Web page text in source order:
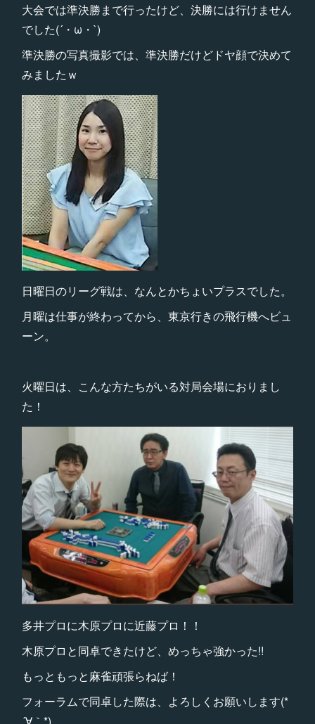
大会では準決勝まで行ったけど、決勝には行けません
でした(´・ω・`)
準決勝の写真撮影では、準決勝だけどドヤ顔で決めて
みましたｗ
日曜日のリーグ戦は、なんとかちょいプラスでした。
月曜は仕事が終わってから、東京行きの飛行機へビュ
ーン。
火曜日は、こんな方たちがいる対局会場におりまし
た！
多井プロに木原プロに近藤プロ！！
木原プロと同卓できたけど、めっちゃ強かった!!
もっともっと麻雀頑張らねば！
フォーラムで同卓した際は、よろしくお願いします(*